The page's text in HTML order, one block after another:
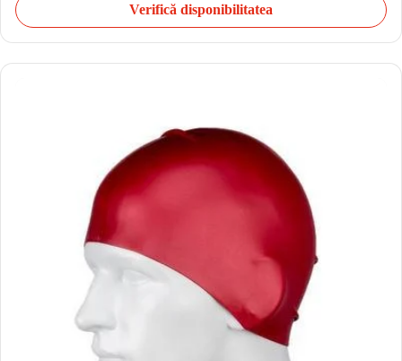
Verifică disponibilitatea